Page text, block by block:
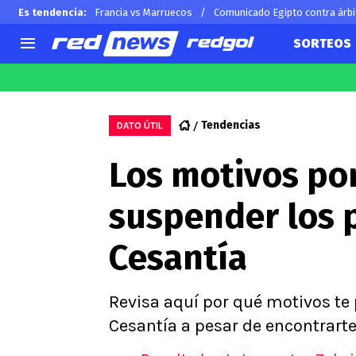
Es tendencia: Francia vs Marruecos Comunicado Egipto contra
Selección Chilena
U de Chile
U Católica
Campeonato Nacional
Primera B
Segunda División
Copa Chile
Supercopa Chile
Campeonato Femenino
Ben
SORTEOS
DATO ÚTIL Tendencias
Los motivos
suspender los
Cesantía
Revisa aquí por qué motivos
Cesantía a pesar de